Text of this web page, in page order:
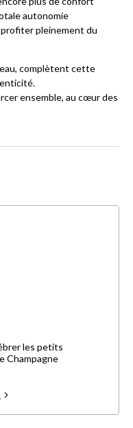
autonomie
pleinement du
complètent cette
ensemble, au cœur des
les petits
Champagne